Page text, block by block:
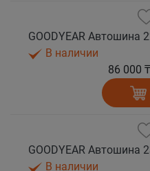
В наличии
86 000 ₸
В наличии